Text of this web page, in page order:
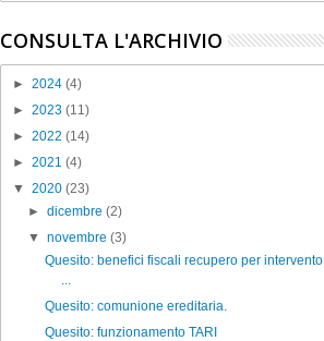
CONSULTA L'ARCHIVIO
► 2024 (4)
► 2023 (11)
► 2022 (14)
► 2021 (4)
▼ 2020 (23)
► dicembre (2)
▼ novembre (3)
Quesito: benefici fiscali recupero per intervento
...
Quesito: comunione ereditaria.
Quesito: funzionamento TARI